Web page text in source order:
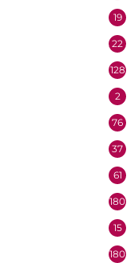
19
22
128
2
76
37
61
180
15
180